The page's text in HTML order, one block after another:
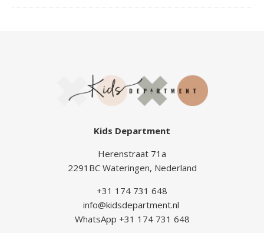
Kids Department
Herenstraat 71a
2291BC Wateringen, Nederland
+31 174 731 648
info@kidsdepartment.nl
WhatsApp +31 174 731 648